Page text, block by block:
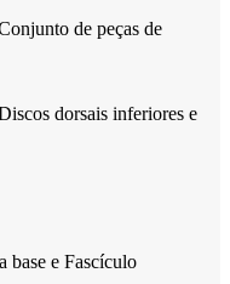
de peças de
dorsais inferiores e
base e Fascículo